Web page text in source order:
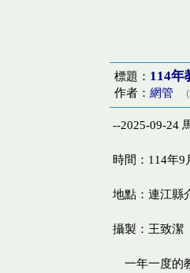
標題： 114年
作者： 網管
--2025-09-24
時間：114年9
地點：連江縣
攝製：王致潔
一年一度的